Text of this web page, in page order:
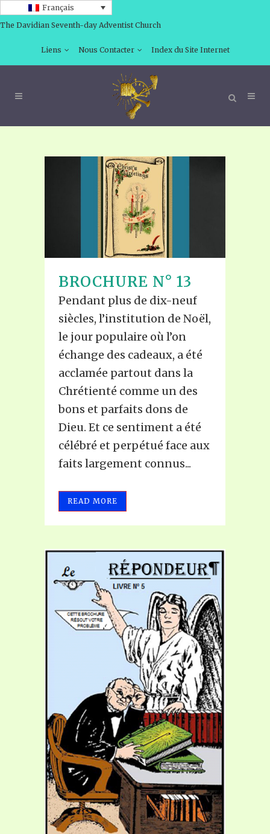
Français
The Davidian Seventh-day Adventist Church
Liens Nous Contacter Index du Site Internet
BROCHURE N° 13
Pendant plus de dix-neuf
siècles, l’institution de Noël,
le jour populaire où l’on
échange des cadeaux, a été
acclamée partout dans la
Chrétienté comme un des
bons et parfaits dons de
Dieu. Et ce sentiment a été
célébré et perpétué face aux
faits largement connus...
READ MORE